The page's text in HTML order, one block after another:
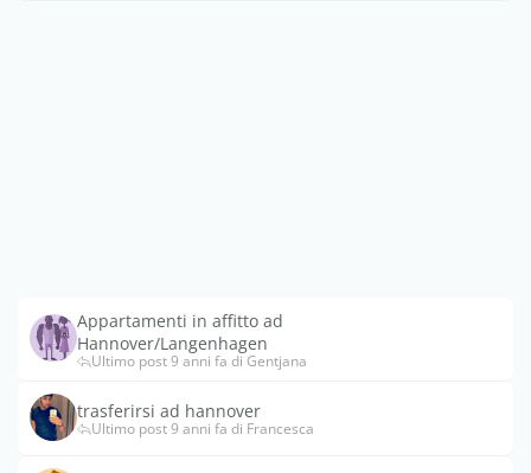
Appartamenti in affitto ad
Hannover/Langenhagen
Ultimo post 9 anni fa di Gentjana
trasferirsi ad hannover
Ultimo post 9 anni fa di Francesca